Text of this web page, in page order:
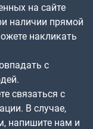
на сайте
наличии прямой
накликать
с
связаться с
В случае,
напишите нам и